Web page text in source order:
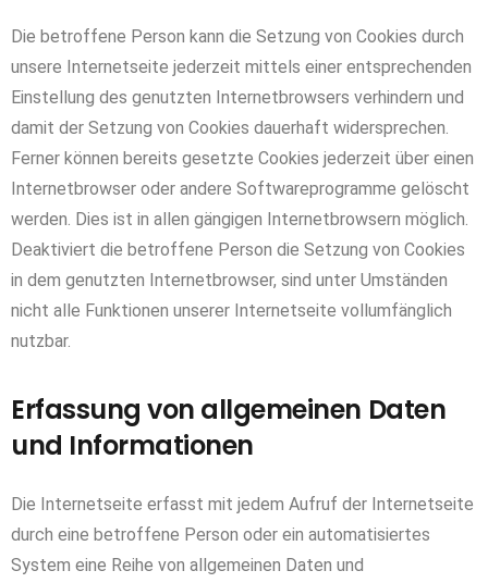
Die betroffene Person kann die Setzung von Cookies durch
unsere Internetseite jederzeit mittels einer entsprechenden
Einstellung des genutzten Internetbrowsers verhindern und
damit der Setzung von Cookies dauerhaft widersprechen.
Ferner können bereits gesetzte Cookies jederzeit über einen
Internetbrowser oder andere Softwareprogramme gelöscht
werden. Dies ist in allen gängigen Internetbrowsern möglich.
Deaktiviert die betroffene Person die Setzung von Cookies
in dem genutzten Internetbrowser, sind unter Umständen
nicht alle Funktionen unserer Internetseite vollumfänglich
nutzbar.
Erfassung von allgemeinen Daten
und Informationen
Die Internetseite erfasst mit jedem Aufruf der Internetseite
durch eine betroffene Person oder ein automatisiertes
System eine Reihe von allgemeinen Daten und